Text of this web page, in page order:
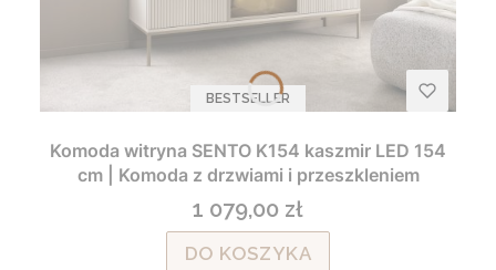
BESTSELLER
Komoda witryna SENTO K154 kaszmir LED 154
cm | Komoda z drzwiami i przeszkleniem
Cena
1 079,00 zł
DO KOSZYKA